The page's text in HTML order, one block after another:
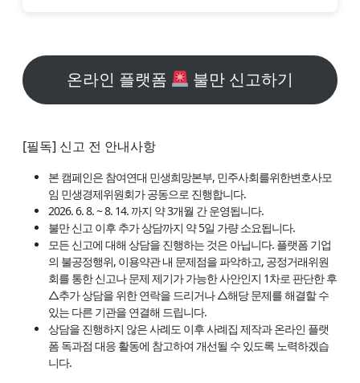
온라인 플랫폼 불만 신고하기
[필독] 신고 전 안내사항
본 캠페인은 참여연대 민생희망본부, 민주사회를위한변호사모
임 민생경제위원회가 공동으로 진행합니다.
2026. 6. 8. ~ 8. 14. 까지 약 3개월 간 운영됩니다.
불만 신고 이후 추가 상담까지 약 5일 가량 소요됩니다.
모든 신고에 대해 상담을 진행하는 것은 아닙니다. 플랫폼 기업
의 불공정행위, 이용약관 내 문제점을 파악하고, 공정거래위원
회를 통한 신고나 문제 제기가 가능한 사안인지 1차로 판단한 후
△추가 상담을 위한 연락을 드리거나 △해당 문제를 해결할 수
있는 다른 기관을 연결해 드립니다.
상담을 진행하지 않은 사례도 이후 사례집 제작과 온라인 플랫
폼 독과점 대응 활동에 참고하여 개선될 수 있도록 노력하겠습
니다.